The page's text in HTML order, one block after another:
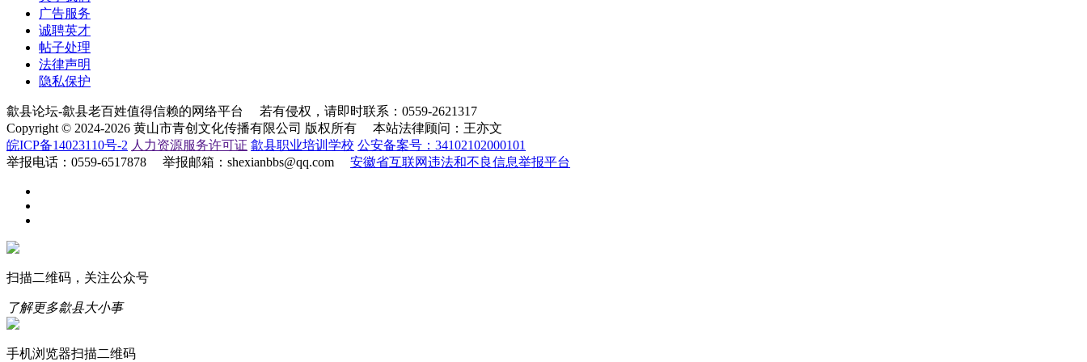
广告服务
诚聘英才
帖子处理
法律声明
隐私保护
歙县论坛-歙县老百姓值得信赖的网络平台 若有侵权，请即时联系：0559-2621317
Copyright © 2024-2026 黄山市青创文化传播有限公司 版权所有 本站法律顾问：王亦文
皖ICP备14023110号-2 人力资源服务许可证 歙县职业培训学校 公安备案号：34102102000101
举报电话：0559-6517878 举报邮箱：shexianbbs@qq.com 安徽省互联网违法和不良信息举报平台
扫描二维码，关注公众号
了解更多歙县大小事
手机浏览器扫描二维码